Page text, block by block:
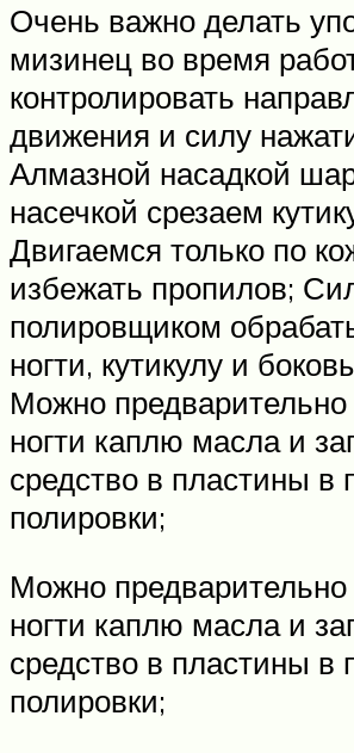
Очень важно делать
мизинец во время
контролировать
движения и силу
Алмазной насадкой
насечкой срезаем
Двигаемся только по
избежать пропилов;
полировщиком
ногти, кутикулу и
Можно предварительно
ногти каплю масла и
средство в пластины в
полировки;
Можно предварительно
ногти каплю масла и
средство в пластины в
полировки;